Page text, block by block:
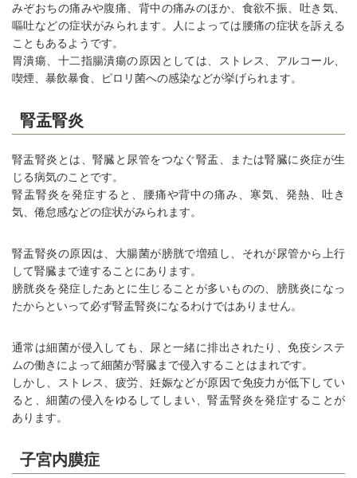
みぞおちの痛みや腹痛、背中の痛みのほか、食欲不振、吐き気、
嘔吐などの症状がみられます。人によっては腰痛の症状を訴える
こともあるようです。
胃潰瘍、十二指腸潰瘍の原因としては、ストレス、アルコール、
喫煙、暴飲暴食、ピロリ菌への感染などが挙げられます。
腎盂腎炎
腎盂腎炎とは、腎臓と尿管をつなぐ腎盂、または腎臓に炎症が生
じる病気のことです。
腎盂腎炎を発症すると、腰痛や背中の痛み、寒気、発熱、吐き
気、倦怠感などの症状がみられます。
腎盂腎炎の原因は、大腸菌が膀胱で増殖し、それが尿管から上行
して腎臓まで達することにあります。
膀胱炎を発症したあとに生じることが多いものの、膀胱炎になっ
たからといって必ず腎盂腎炎になるわけではありません。
通常は細菌が侵入しても、尿と一緒に排出されたり、免疫システ
ムの働きによって細菌が腎臓まで侵入することはまれです。
しかし、ストレス、疲労、妊娠などが原因で免疫力が低下してい
ると、細菌の侵入をゆるしてしまい、腎盂腎炎を発症することが
あります。
子宮内膜症